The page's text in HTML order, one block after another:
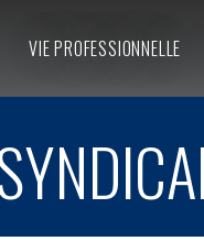
VIE PROFESSIONNELLE